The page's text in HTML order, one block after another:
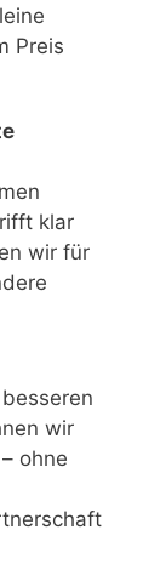
Preis
klar
wir für
wir
ohne